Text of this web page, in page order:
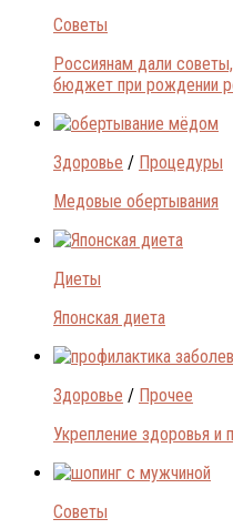
Советы
Россиянам дали
бюджет при рождении
Здоровье / Процедуры
Медовые обертывания
Диеты
Японская диета
Здоровье / Прочее
Укрепление здоровья и
Советы